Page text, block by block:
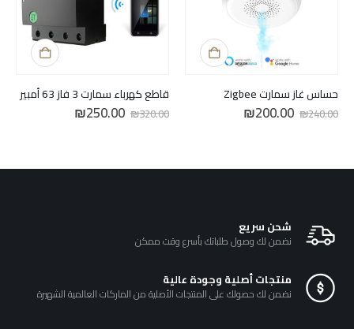
حساس غاز سمارت Zigbee
₪240.00 السعر
الأصلي₪200.00 السعر
الحالي
قاطع كهرباء سمارت 3 فاز 63 أمبير
₪320.00 السعر
الأصلي₪250.00 السعر
الحالي
شحن سريع
نضمن لك وصول طلباتك بأسرع وقت ممكن
منتجات أصلية وجودة عالية
نضمن لك حصولك على المنتجات الأصلية من الماركات العالمية الشهيرة